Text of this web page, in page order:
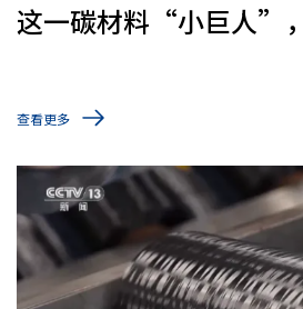
这一碳材料“小巨人”
查看更多